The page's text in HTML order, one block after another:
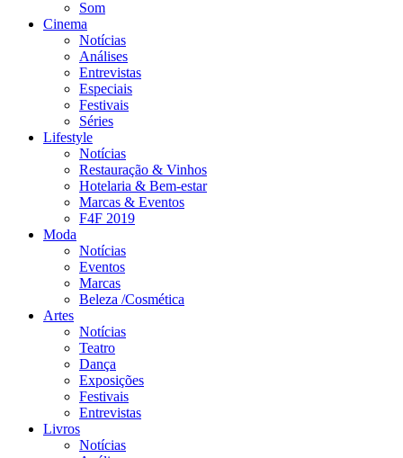
Som
Cinema
Notícias
Análises
Entrevistas
Especiais
Festivais
Séries
Lifestyle
Notícias
Restauração & Vinhos
Hotelaria & Bem-estar
Marcas & Eventos
F4F 2019
Moda
Notícias
Eventos
Marcas
Beleza /Cosmética
Artes
Notícias
Teatro
Dança
Exposições
Festivais
Entrevistas
Livros
Notícias